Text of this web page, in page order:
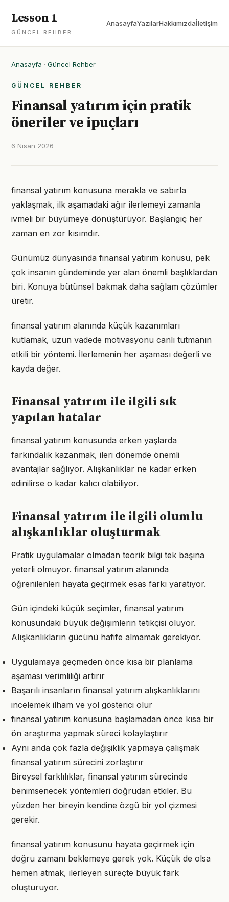
Lesson 1
GÜNCEL REHBER
AnasayfaYazılarHakkımızdaİletişim
Anasayfa · Güncel Rehber
GÜNCEL REHBER
Finansal yatırım için pratik
öneriler ve ipuçları
6 Nisan 2026
finansal yatırım konusuna merakla ve sabırla
yaklaşmak, ilk aşamadaki ağır ilerlemeyi zamanla
ivmeli bir büyümeye dönüştürüyor. Başlangıç her
zaman en zor kısımdır.
Günümüz dünyasında finansal yatırım konusu, pek
çok insanın gündeminde yer alan önemli başlıklardan
biri. Konuya bütünsel bakmak daha sağlam çözümler
üretir.
finansal yatırım alanında küçük kazanımları
kutlamak, uzun vadede motivasyonu canlı tutmanın
etkili bir yöntemi. İlerlemenin her aşaması değerli ve
kayda değer.
Finansal yatırım ile ilgili sık
yapılan hatalar
finansal yatırım konusunda erken yaşlarda
farkındalık kazanmak, ileri dönemde önemli
avantajlar sağlıyor. Alışkanlıklar ne kadar erken
edinilirse o kadar kalıcı olabiliyor.
Finansal yatırım ile ilgili olumlu
alışkanlıklar oluşturmak
Pratik uygulamalar olmadan teorik bilgi tek başına
yeterli olmuyor. finansal yatırım alanında
öğrenilenleri hayata geçirmek esas farkı yaratıyor.
Gün içindeki küçük seçimler, finansal yatırım
konusundaki büyük değişimlerin tetikçisi oluyor.
Alışkanlıkların gücünü hafife almamak gerekiyor.
Uygulamaya geçmeden önce kısa bir planlama
aşaması verimliliği artırır
Başarılı insanların finansal yatırım alışkanlıklarını
incelemek ilham ve yol gösterici olur
finansal yatırım konusuna başlamadan önce kısa bir
ön araştırma yapmak süreci kolaylaştırır
Aynı anda çok fazla değişiklik yapmaya çalışmak
finansal yatırım sürecini zorlaştırır
Bireysel farklılıklar, finansal yatırım sürecinde
benimsenecek yöntemleri doğrudan etkiler. Bu
yüzden her bireyin kendine özgü bir yol çizmesi
gerekir.
finansal yatırım konusunu hayata geçirmek için
doğru zamanı beklemeye gerek yok. Küçük de olsa
hemen atmak, ilerleyen süreçte büyük fark
oluşturuyor.